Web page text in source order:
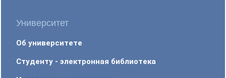
Университет
Об университете
Студенту - электронная библиотека